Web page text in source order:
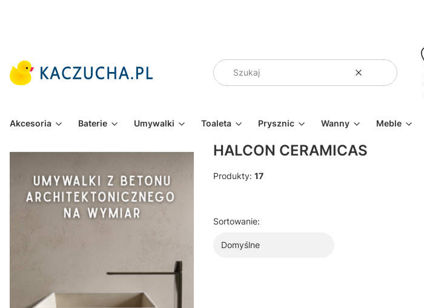
WyczyśćSzukaj
Akcesoria Baterie Umywalki Toaleta Prysznic Wanny Meble
HALCON CERAMICAS
Produkty: 17
Lista produktów
Sortowanie:
Domyślne